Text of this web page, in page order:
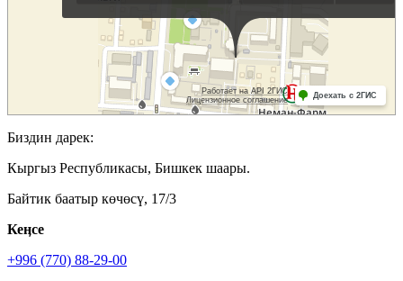
Биздин дарек:
Кыргыз Республикасы, Бишкек шаары.
Байтик баатыр көчөсү, 17/3
Кеӊсе
+996 (770) 88-29-00